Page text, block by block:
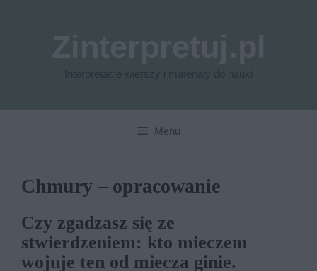
Menu
Chmury – opracowanie
Czy zgadzasz się ze
stwierdzeniem: kto mieczem
wojuje ten od miecza ginie.